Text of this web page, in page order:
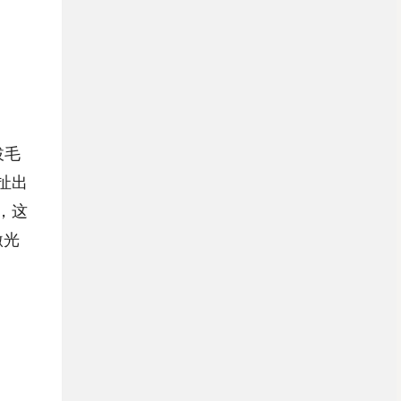
毛
出
这
光